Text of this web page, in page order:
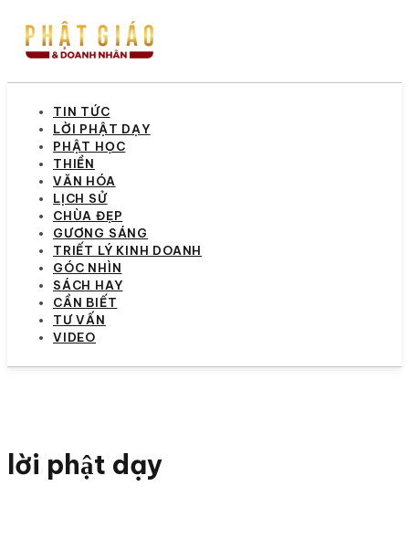
TIN TỨC
LỜI PHẬT DẠY
PHẬT HỌC
THIỀN
VĂN HÓA
LỊCH SỬ
CHÙA ĐẸP
GƯƠNG SÁNG
TRIẾT LÝ KINH DOANH
GÓC NHÌN
SÁCH HAY
CẦN BIẾT
TƯ VẤN
VIDEO
lời phật dạy